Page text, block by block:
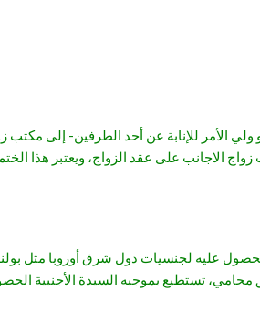
للإنابة عن أحد الطرفين- إلى مكتب
على عقد الزواج، ويعتبر هذا الختم
عليه لجنسيات دول شرق أوروبا مثل
تستطيع بموجبه السيدة الأجنبية